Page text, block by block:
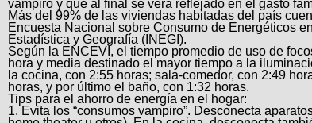
vampiro y que al final se verá reflejado en el gasto
Más del 99% de las viviendas habitadas del país
Encuesta Nacional sobre Consumo de Energéticos
Estadística y Geografía (INEGI).
Según la ENCEVI, el tiempo promedio de uso de
hora y media destinado el mayor tiempo a la
la cocina, con 2:55 horas; sala-comedor, con 2:49
horas, y por último el baño, con 1:32 horas.
Tips para el ahorro de energía en el hogar:
1. Evita los “consumos vampiro”. Desconecta